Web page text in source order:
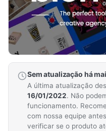
Sem atualização há
A última atualização
16/01/2022. Não
funcionamento.
com nossa equipe
verificar se o produto